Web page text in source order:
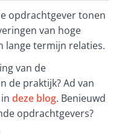
opdrachtgever tonen
van hoge
lange termijn relaties.
van de
de praktijk? Ad van
in deze blog. Benieuwd
opdrachtgevers?